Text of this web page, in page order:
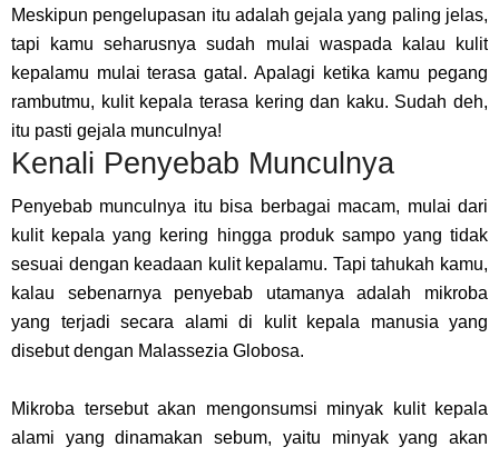
Meskipun pengelupasan itu adalah gejala yang paling jelas,
tapi kamu seharusnya sudah mulai waspada kalau kulit
kepalamu mulai terasa gatal. Apalagi ketika kamu pegang
rambutmu, kulit kepala terasa kering dan kaku. Sudah deh,
itu pasti gejala munculnya!
Kenali Penyebab Munculnya
Penyebab munculnya itu bisa berbagai macam, mulai dari
kulit kepala yang kering hingga produk sampo yang tidak
sesuai dengan keadaan kulit kepalamu. Tapi tahukah kamu,
kalau sebenarnya penyebab utamanya adalah mikroba
yang terjadi secara alami di kulit kepala manusia yang
disebut dengan Malassezia Globosa.
Mikroba tersebut akan mengonsumsi minyak kulit kepala
alami yang dinamakan sebum, yaitu minyak yang akan